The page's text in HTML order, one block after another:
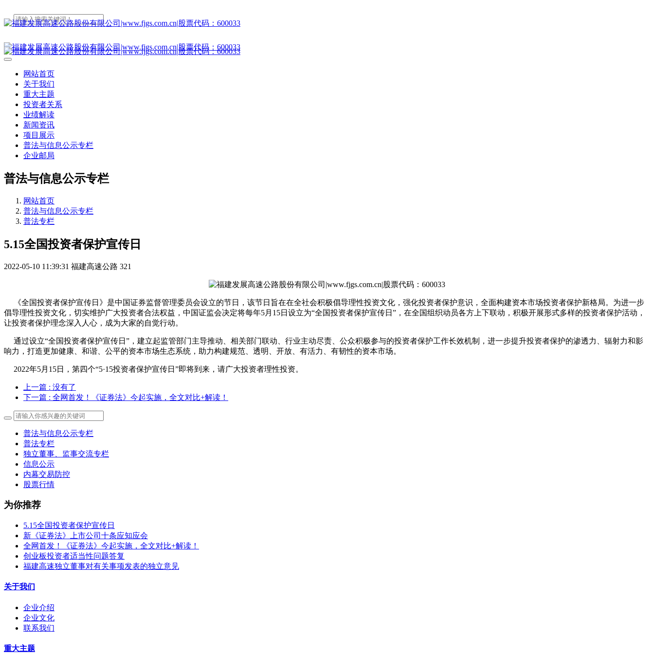
网站首页
关于我们
重大主题
投资者关系
业绩解读
新闻资讯
项目展示
普法与信息公示专栏
企业邮局
普法与信息公示专栏
网站首页
普法与信息公示专栏
普法专栏
5.15全国投资者保护宣传日
2022-05-10 11:39:31 福建高速公路 321
《全国投资者保护宣传日》是中国证券监督管理委员会设立的节日，该节日旨在在全社会积极倡导理性投资文化，强化投资者保护意识，全面构建资本市场投资者保护新格局。为进一步
倡导理性投资文化，切实维护广大投资者合法权益，中国证监会决定将每年5月15日设立为“全国投资者保护宣传日”，在全国组织动员各方上下联动，积极开展形式多样的投资者保护活动，
让投资者保护理念深入人心，成为大家的自觉行动。
通过设立“全国投资者保护宣传日”，建立起监管部门主导推动、相关部门联动、行业主动尽责、公众积极参与的投资者保护工作长效机制，进一步提升投资者保护的渗透力、辐射力和影
响力，打造更加健康、和谐、公平的资本市场生态系统，助力构建规范、透明、开放、有活力、有韧性的资本市场。
2022年5月15日，第四个“5·15投资者保护宣传日”即将到来，请广大投资者理性投资。
上一篇 : 没有了
下一篇 : 全网首发！《证券法》今起实施，全文对比+解读！
普法与信息公示专栏
普法专栏
独立董事、监事交流专栏
信息公示
内幕交易防控
股票行情
为你推荐
5.15全国投资者保护宣传日
新《证券法》上市公司十条应知应会
全网首发！《证券法》今起实施，全文对比+解读！
创业板投资者适当性问题答复
福建高速独立董事对有关事项发表的独立意见
关于我们
企业介绍
企业文化
联系我们
重大主题